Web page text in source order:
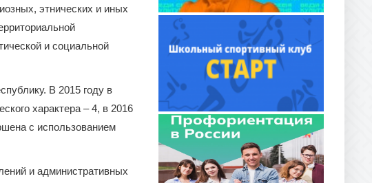
этнических и иных
и социальной
В 2015 году в
характера – 4, в 2016
с использованием
и административных